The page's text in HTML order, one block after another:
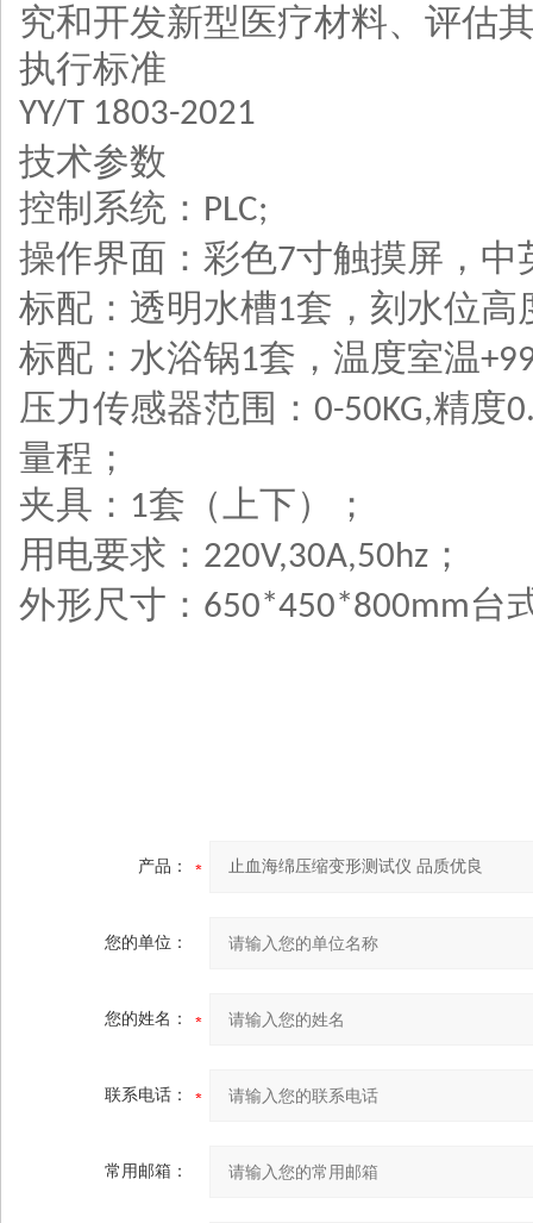
究和开发新型医疗材料、评估
执行标准
YY/T 1803-2021
技术参数
控制系统： PLC;
操作界面：彩色7寸触摸屏，中
标配：透明水槽1套，刻水位高
标配：水浴锅1套，温度室温
压力传感器范围： 0-50KG,精度
量程；
夹具： 1套（上下）；
用电要求： 220V,30A,50hz ；
外形尺寸： 650*450*800mm台
产品：
您的单位：
您的姓名：
联系电话：
常用邮箱：